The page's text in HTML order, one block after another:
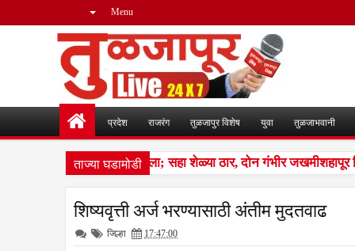
Menu
प्रदेश राजरंग तुळजापुर विशेष युवा तुळजाभवानी
ताज्या घडामोडी
कळप शेळ्यांवर तुटून पडला; सहा शेळ्या ठार, दोन गंभीर जखमीशहापूर
शिष्यवृत्ती अर्ज भरण्यासाठी अंतीम मुदतवाढ
जिल्हा 17:47:00